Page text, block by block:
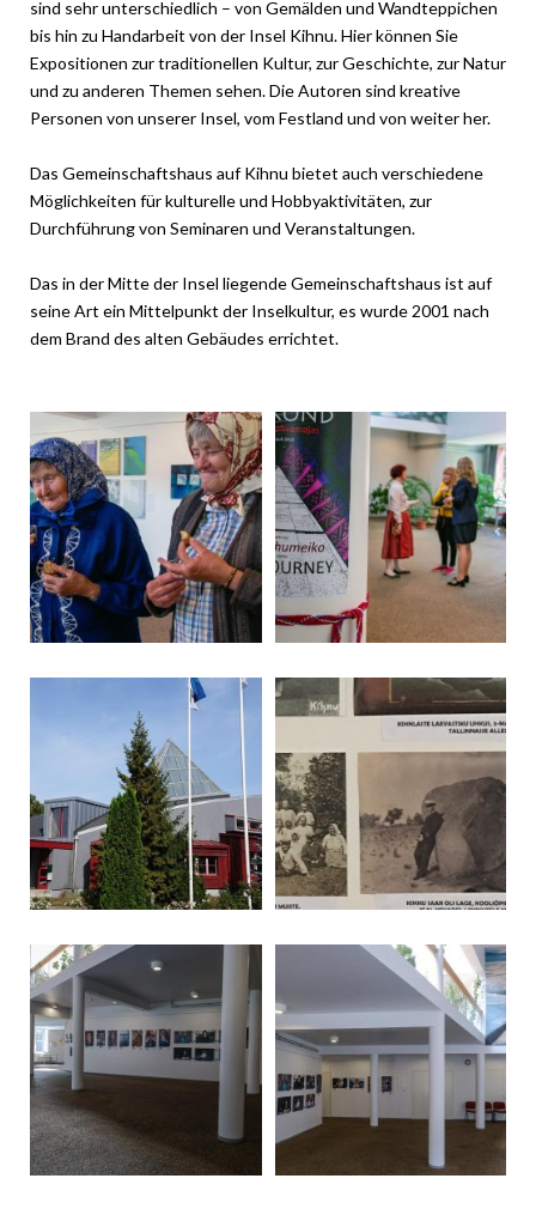
sind sehr unterschiedlich – von Gemälden und Wandteppichen
bis hin zu Handarbeit von der Insel Kihnu. Hier können Sie
Expositionen zur traditionellen Kultur, zur Geschichte, zur Natur
und zu anderen Themen sehen. Die Autoren sind kreative
Personen von unserer Insel, vom Festland und von weiter her.
Das Gemeinschaftshaus auf Kihnu bietet auch verschiedene
Möglichkeiten für kulturelle und Hobbyaktivitäten, zur
Durchführung von Seminaren und Veranstaltungen.
Das in der Mitte der Insel liegende Gemeinschaftshaus ist auf
seine Art ein Mittelpunkt der Inselkultur, es wurde 2001 nach
dem Brand des alten Gebäudes errichtet.